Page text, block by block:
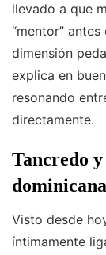
llevado a que
“mentor”
dimensión
explica en
resonando
directamente.
Tancredo
dominicana
Visto desde
íntimamente